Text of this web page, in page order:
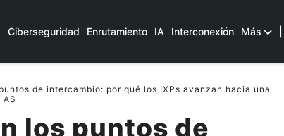
Ciberseguridad Enrutamiento IA Interconexión Más
de intercambio: por qué los IXPs avanzan hacia una
los puntos de